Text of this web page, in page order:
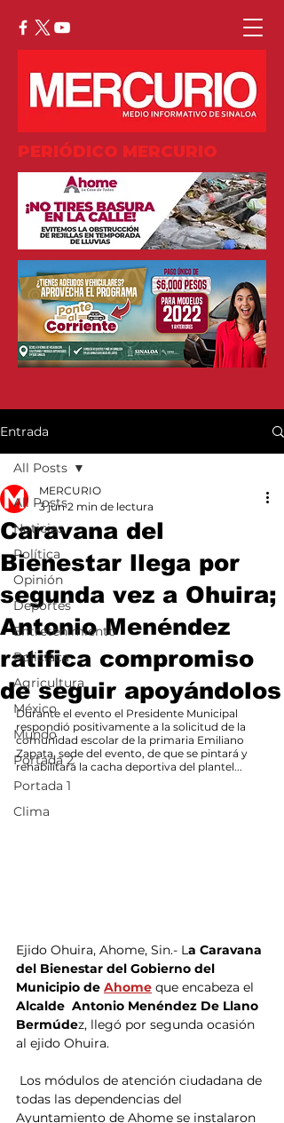
PERIÓDICO MERCURIO
Entrada
All Posts
Noticias
Política
Opinión
Deportes
Entretenimiento
Policiaca
Agricultura
México
Mundo
Portada 2
Portada 1
Clima
All Posts
Caravana del
Bienestar llega por
segunda vez a Ohuira;
Antonio Menéndez
ratifica compromiso
de seguir apoyándolos
MERCURIO
3 jun 2 min de lectura
Durante el evento el Presidente Municipal
respondió positivamente a la solicitud de la
comunidad escolar de la primaria Emiliano
Zapata, sede del evento, de que se pintará y
rehabilitará la cacha deportiva del plantel...
Ejido Ohuira, Ahome, Sin.- La Caravana
del Bienestar del Gobierno del
Municipio de Ahome que encabeza el
Alcalde  Antonio Menéndez De Llano
Bermúdez, llegó por segunda ocasión
al ejido Ohuira.
todas las dependencias del
Ayuntamiento de Ahome se instalaron